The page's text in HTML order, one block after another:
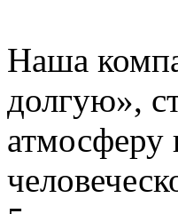
Наша
долгую»,
атмосферу